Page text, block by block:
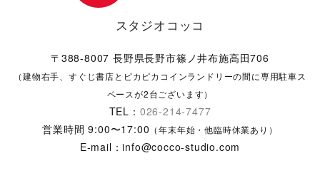
スタジオコッコ
〒388-8007 長野県長野市篠ノ井布施高田706
（建物右手、すぐじ書店とピカピカコインランドリーの間に専用駐車ス
ペースが2台ございます）
TEL： 026-214-7477
営業時間 9:00〜17:00 （年末年始・他臨時休業あり）
E-mail：info@cocco-studio.com